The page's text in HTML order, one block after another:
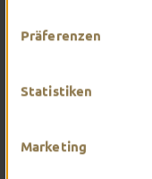
Präferenzen
Statistiken
Marketing